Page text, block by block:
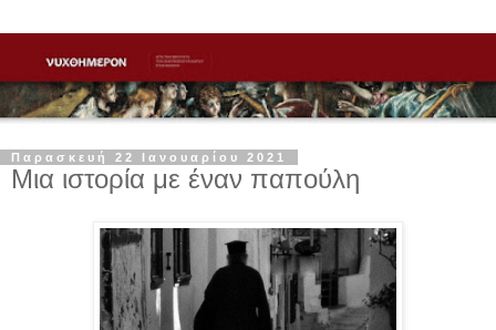
Παρασκευή 22 Ιανουαρίου 2021
Μια ιστορία με έναν παπούλη